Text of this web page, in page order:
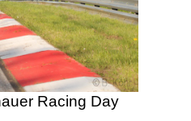
Racing Day